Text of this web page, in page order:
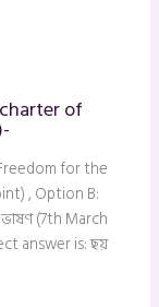
of
for the
, Option B:
(7th March
answer is: ছয়